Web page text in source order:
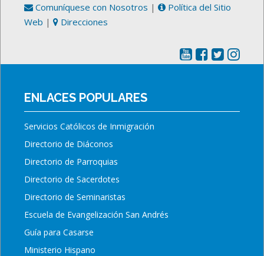
Comuníquese con Nosotros |
Política del Sitio
Web | Direcciones
ENLACES POPULARES
Servicios Católicos de Inmigración
Directorio de Diáconos
Directorio de Parroquias
Directorio de Sacerdotes
Directorio de Seminaristas
Escuela de Evangelización San Andrés
Guía para Casarse
Ministerio Hispano